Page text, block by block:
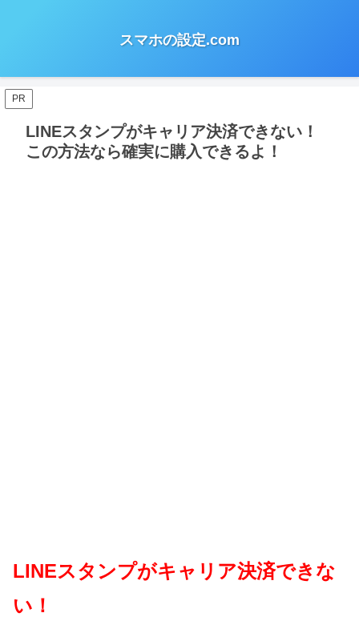
スマホの設定.com
PR
LINEスタンプがキャリア決済できない！
この方法なら確実に購入できるよ！
LINEスタンプがキャリア決済できな
い！